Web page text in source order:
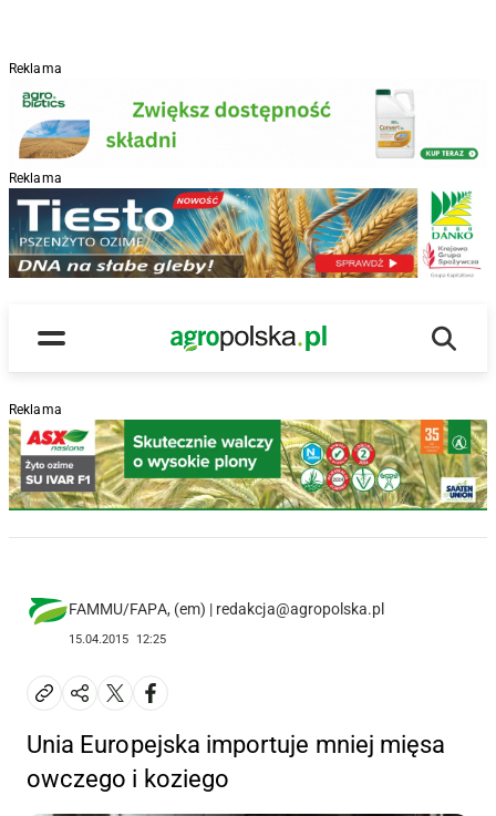
Reklama
Reklama
Menu
Main Logo
Reklama
FAMMU/FAPA, (em) | redakcja@agropolska.pl
15.04.2015 12:25
Unia Europejska importuje mniej mięsa
owczego i koziego